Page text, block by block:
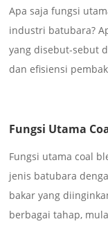
Apa saja fungsi
industri batubara?
yang disebut-sebut
dan efisiensi
Fungsi Utama
Fungsi utama coal
jenis batubara
bakar yang
berbagai tahap,